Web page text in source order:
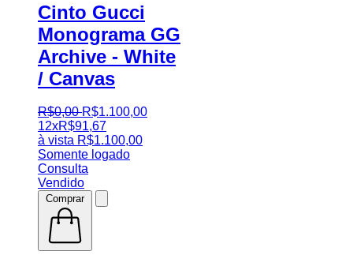
Cinto Gucci
Monograma GG
Archive - White
/ Canvas
R$0,00 R$1.100,00
12xR$91,67
à vista R$1.100,00
Somente logado
Consulta
Vendido
Comprar